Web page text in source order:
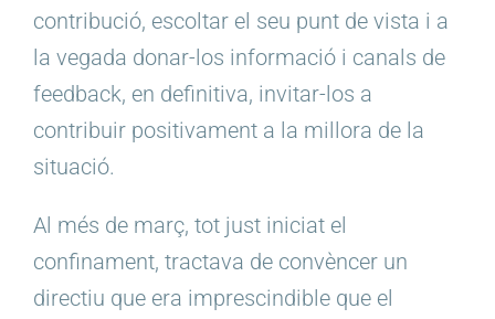
contribució, escoltar el seu punt de vista i a
la vegada donar-los informació i canals de
feedback, en definitiva, invitar-los a
contribuir positivament a la millora de la
situació.
Al més de març, tot just iniciat el
confinament, tractava de convèncer un
directiu que era imprescindible que el